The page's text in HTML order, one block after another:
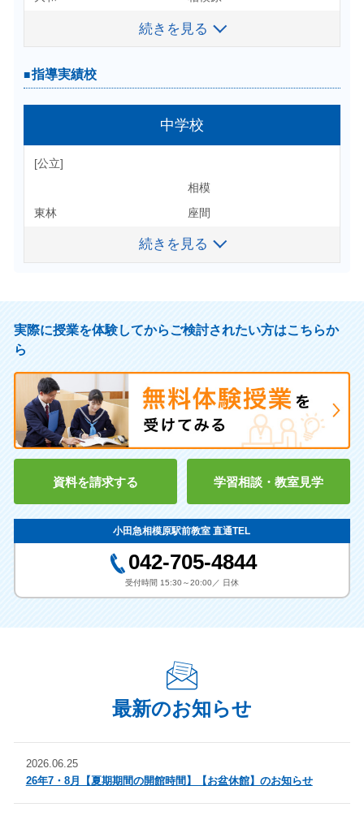
青山学院
立教
中央
法政
國學院
明治学院
東京女子
日本女子
続きを見る
指導実績校
高等学校
[公立]
川和
厚木
大和
神奈川総合
横浜国際
茅ヶ崎北陵
大和西
他多数
[私立]
桐蔭学園
桐光学園
横浜隼人
日本大学藤沢
鵠沼
桜美林大学付属
中大付属横浜
他多数
続きを見る
横浜国際
海老名高校
相模原弥栄
座間
横浜隼人
麻布大学付属
日本大学藤沢
桜美林大学付属
中大付属横浜
他多数
続きを見る
指導実績校
中学校
[公立]
相模
東林
座間
若草
相武台
サレジオ学院
日大藤沢
自修館
東海大相模
続きを見る
東海大相模(ほぼ毎年＆全員合
格)
桜美林
日大三中
桐光学園
他多数
小学校
東林
桜台
続きを見る
実際に授業を体験してからご検討されたい方はこちらか
ら
資料を請求する 学習相談・教室見学
小田急相模原駅前教室 直通TEL
042-705-4844
受付時間 15:30～20:00／ 日休
最新のお知らせ
2026.06.25
26年7・8月【夏期期間の開館時間】【お盆休館】のお知らせ